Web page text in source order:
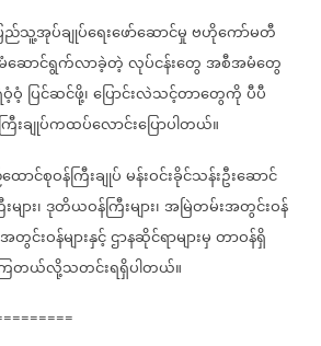
ည်သူ့အုပ်ချုပ်ရေးဖော်ဆောင်မှုဗဟိုကော်မတီ
ဆောင်ရွက်လာခဲ့တဲ့လုပ်ငန်းတွေအစီအမံတွေ
ဝံ့ ပြင်ဆင်ဖို့၊ပြောင်းလဲသင့်တာတွေကိုပီပီ
ြီးချုပ်ကထပ်လောင်းပြောပါတယ်။
ောင်စုဝန်ကြီးချုပ်မန်းဝင်းခိုင်သန်းဦးဆောင်
ျား၊ဒုတိယဝန်ကြီးများ၊အမြဲတမ်းအတွင်းဝန်
းဝန်များနှင့်ဌာနဆိုင်ရာများမှတာဝန်ရှိ
တယ်လို့သတင်းရရှိပါတယ်။